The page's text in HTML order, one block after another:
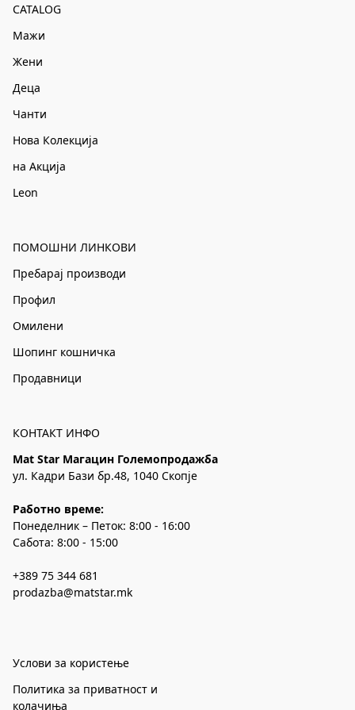
CATALOG
Мажи
Жени
Деца
Чанти
Нова Колекција
на Акција
Leon
ПОМОШНИ ЛИНКОВИ
Пребарај производи
Профил
Омилени
Шопинг кошничка
Продавници
КОНТАКТ ИНФО
Mat Star Магацин Големопродажба
ул. Кадри Бази бр.48, 1040 Скопје
Работно време:
Понеделник – Петок: 8:00 - 16:00
Сабота: 8:00 - 15:00
+389 75 344 681
prodazba@matstar.mk
Услови за користење
Политика за приватност и
колачиња